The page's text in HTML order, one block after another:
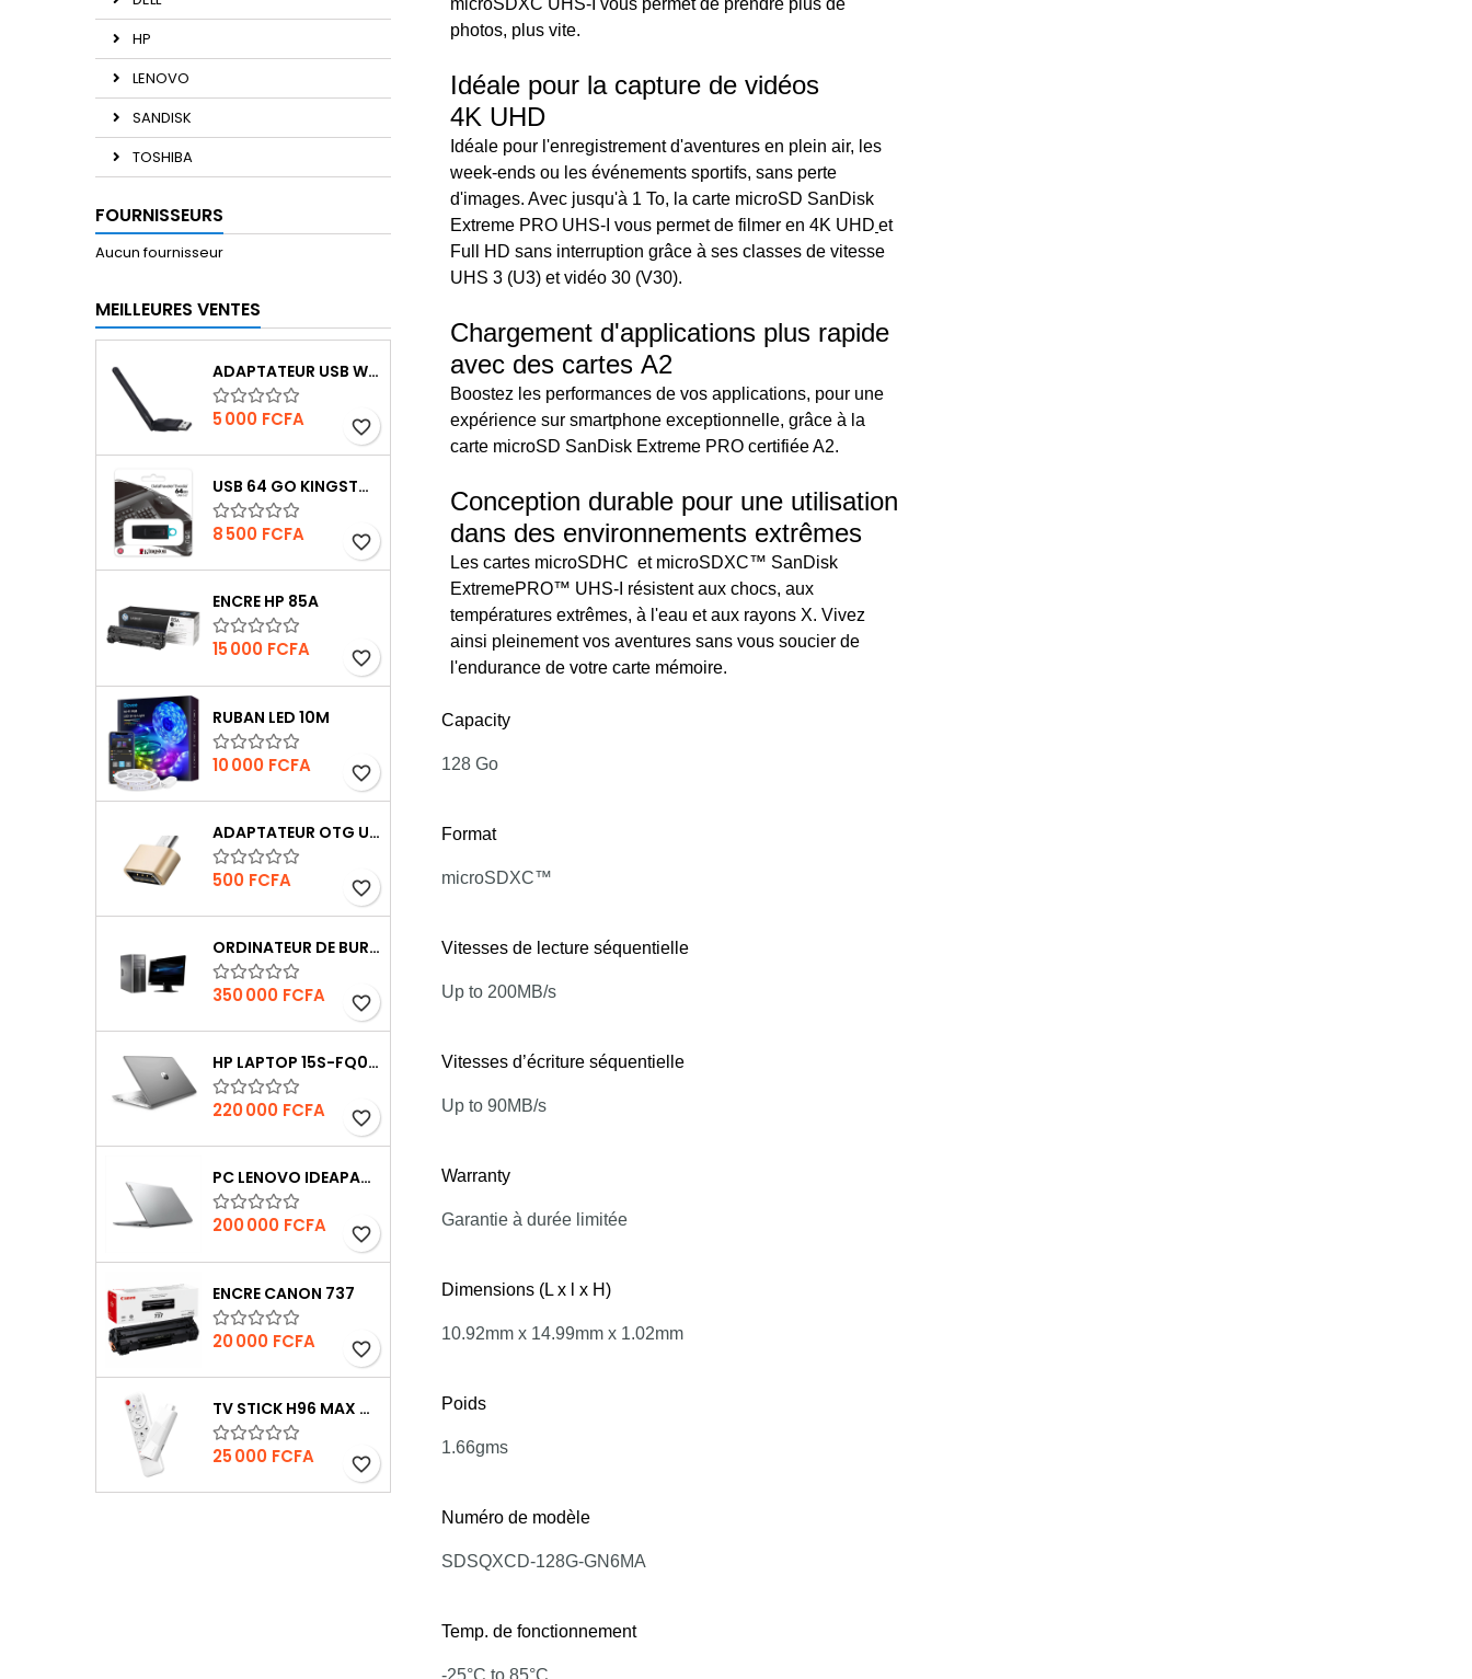
HP
LENOVO
SANDISK
TOSHIBA
FOURNISSEURS
Aucun fournisseur
MEILLEURES VENTES
ADAPTATEUR USB WIFI 150MBPS
Prix
5 000 FCFA favorite_border
USB 64 GO KINGSTON DATATRAVELER EXODIA
Prix
8 500 FCFA favorite_border
ENCRE HP 85A
Prix
15 000 FCFA favorite_border
RUBAN LED 10M
Prix
10 000 FCFA favorite_border
ADAPTATEUR OTG USB
Prix
500 FCFA favorite_border
ORDINATEUR DE BUREAU HP6300
Prix
350 000 FCFA favorite_border
HP LAPTOP 15S-FQ0004NIA
Prix
220 000 FCFA favorite_border
PC LENOVO IDEAPAD 1 N4120
Prix
200 000 FCFA favorite_border
ENCRE CANON 737
Prix
20 000 FCFA favorite_border
TV STICK H96 MAX 4K UHD
Prix
25 000 FCFA favorite_border
microSDXC UHS-I vous permet de prendre plus de
photos, plus vite.
Idéale pour la capture de vidéos
4K UHD
Idéale pour l'enregistrement d'aventures en plein air, les
week-ends ou les événements sportifs, sans perte
d'images. Avec jusqu'à 1 To, la carte microSD SanDisk
Extreme PRO UHS-I vous permet de filmer en 4K UHD et
Full HD sans interruption grâce à ses classes de vitesse
UHS 3 (U3) et vidéo 30 (V30).
Chargement d'applications plus rapide
avec des cartes A2
Boostez les performances de vos applications, pour une
expérience sur smartphone exceptionnelle, grâce à la
carte microSD SanDisk Extreme PRO certifiée A2.
Conception durable pour une utilisation
dans des environnements extrêmes
Les cartes microSDHC et microSDXC™ SanDisk
ExtremePRO™ UHS-I résistent aux chocs, aux
températures extrêmes, à l'eau et aux rayons X. Vivez
ainsi pleinement vos aventures sans vous soucier de
l'endurance de votre carte mémoire.
Capacity
128 Go
Format
microSDXC™
Vitesses de lecture séquentielle
Up to 200MB/s
Vitesses d’écriture séquentielle
Up to 90MB/s
Warranty
Garantie à durée limitée
Dimensions (L x l x H)
10.92mm x 14.99mm x 1.02mm
Poids
1.66gms
Numéro de modèle
SDSQXCD-128G-GN6MA
Temp. de fonctionnement
-25°C to 85°C